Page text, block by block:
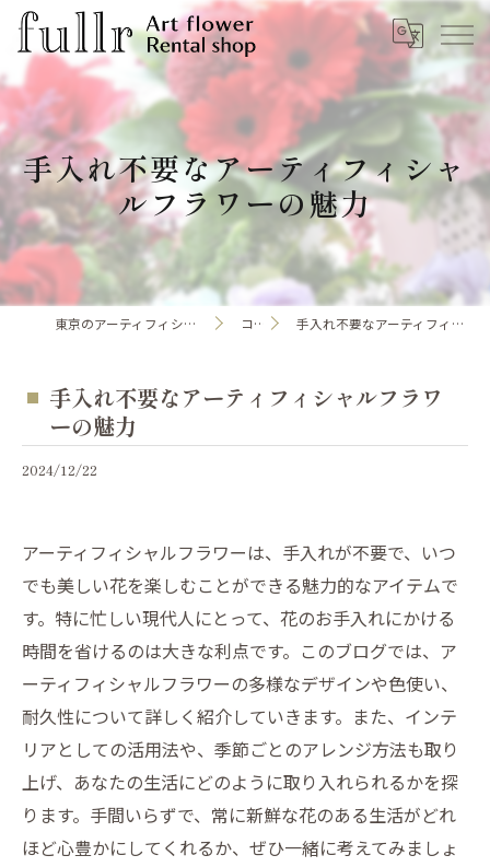
手入れ不要なアーティフィシャ
ルフラワーの魅力
東京のアーティフィシャルフラワーならfullr コラム 手入れ不要なアーティフィシャルフラワーの魅力
手入れ不要なアーティフィシャルフラワ
ーの魅力
2024/12/22
アーティフィシャルフラワーは、手入れが不要で、いつ
でも美しい花を楽しむことができる魅力的なアイテムで
す。特に忙しい現代人にとって、花のお手入れにかける
時間を省けるのは大きな利点です。このブログでは、ア
ーティフィシャルフラワーの多様なデザインや色使い、
耐久性について詳しく紹介していきます。また、インテ
リアとしての活用法や、季節ごとのアレンジ方法も取り
上げ、あなたの生活にどのように取り入れられるかを探
ります。手間いらずで、常に新鮮な花のある生活がどれ
ほど心豊かにしてくれるか、ぜひ一緒に考えてみましょ